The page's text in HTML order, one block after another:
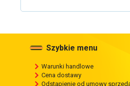
Szybkie menu
Warunki handlowe
Cena dostawy
Odstąpienie od umowy